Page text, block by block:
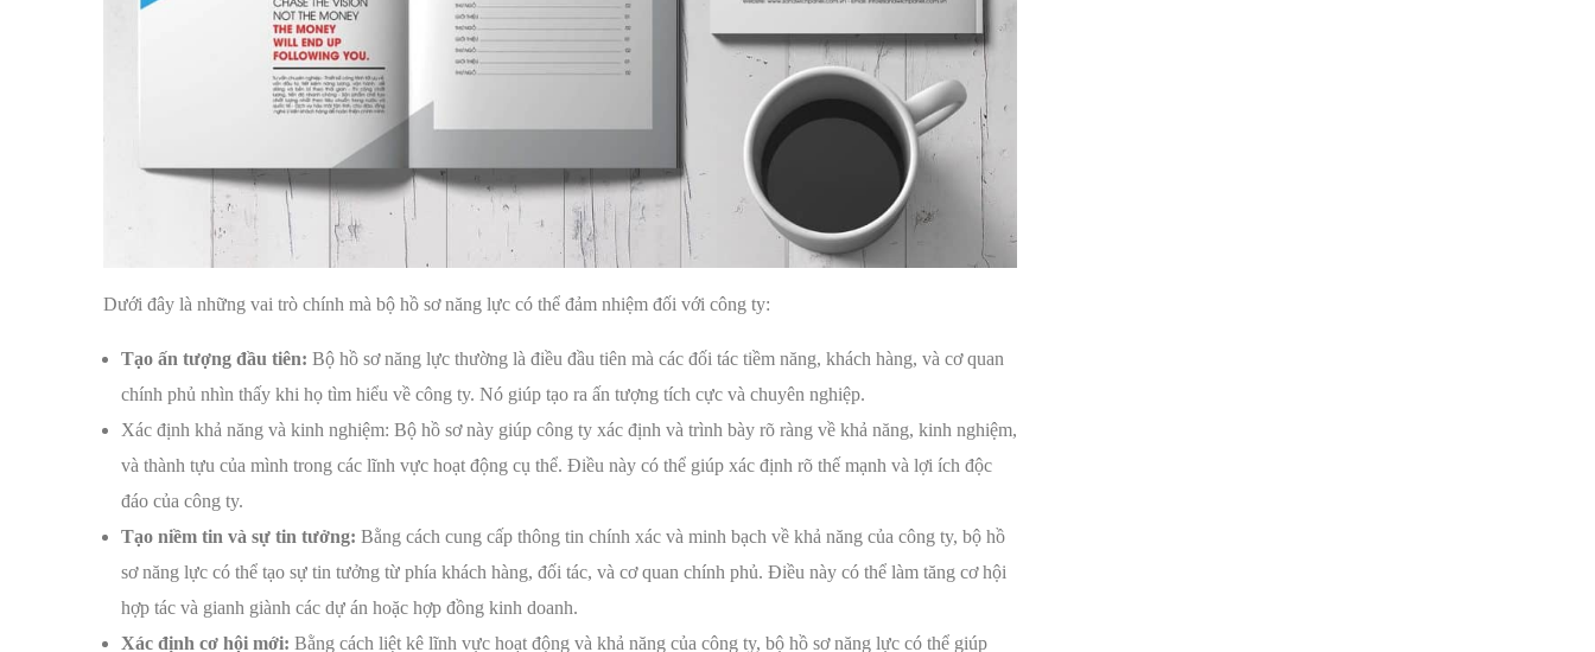
Dưới đây là những vai trò chính mà bộ hồ sơ năng lực có thể đảm nhiệm đối với công ty:
Tạo ấn tượng đầu tiên: Bộ hồ sơ năng lực thường là điều đầu tiên mà các đối tác tiềm năng, khách hàng, và cơ quan
chính phủ nhìn thấy khi họ tìm hiểu về công ty. Nó giúp tạo ra ấn tượng tích cực và chuyên nghiệp.
Xác định khả năng và kinh nghiệm: Bộ hồ sơ này giúp công ty xác định và trình bày rõ ràng về khả năng, kinh nghiệm,
và thành tựu của mình trong các lĩnh vực hoạt động cụ thể. Điều này có thể giúp xác định rõ thế mạnh và lợi ích độc
đáo của công ty.
Tạo niềm tin và sự tin tưởng: Bằng cách cung cấp thông tin chính xác và minh bạch về khả năng của công ty, bộ hồ
sơ năng lực có thể tạo sự tin tưởng từ phía khách hàng, đối tác, và cơ quan chính phủ. Điều này có thể làm tăng cơ hội
hợp tác và gianh giành các dự án hoặc hợp đồng kinh doanh.
Xác định cơ hội mới: Bằng cách liệt kê lĩnh vực hoạt động và khả năng của công ty, bộ hồ sơ năng lực có thể giúp